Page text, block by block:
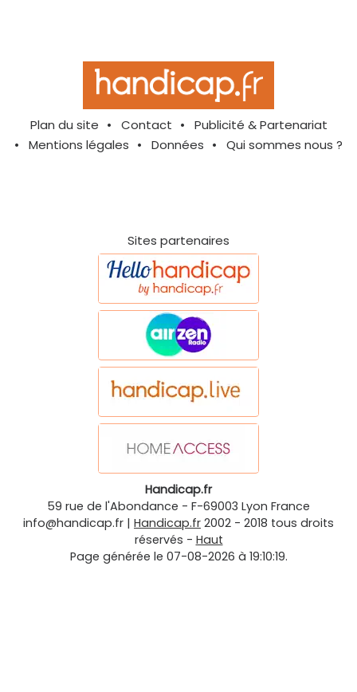
Plan du site Contact
Publicité & Partenariat
Mentions légales
Données Qui sommes nous ?
Sites partenaires
Handicap.fr
59 rue de l'Abondance - F-69003 Lyon France
info@handicap.fr | Handicap.fr 2002 - 2018 tous droits
réservés - Haut
Page générée le 07-08-2026 à 19:10:19.